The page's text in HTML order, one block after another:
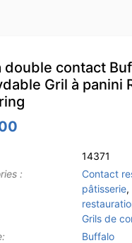
double contact
Gril à panini
14371
:
Contact
pâtisserie,
Grils de
Buffalo